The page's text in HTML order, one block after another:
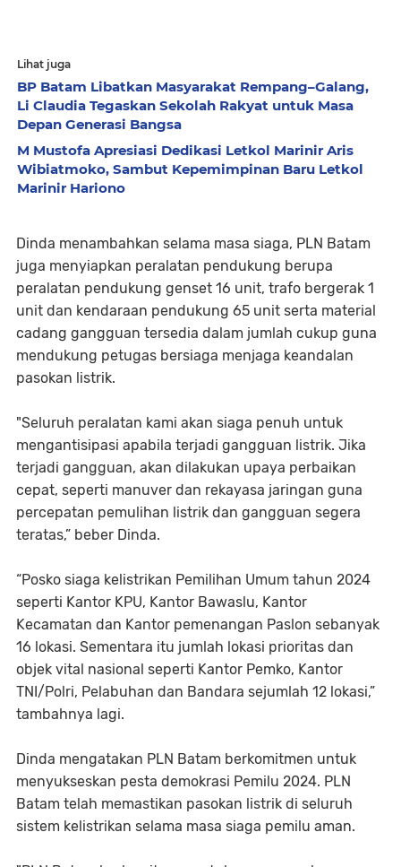
Lihat juga
BP Batam Libatkan Masyarakat Rempang–Galang,
Li Claudia Tegaskan Sekolah Rakyat untuk Masa
Depan Generasi Bangsa
M Mustofa Apresiasi Dedikasi Letkol Marinir Aris
Wibiatmoko, Sambut Kepemimpinan Baru Letkol
Marinir Hariono
Dinda menambahkan selama masa siaga, PLN Batam
juga menyiapkan peralatan pendukung berupa
peralatan pendukung genset 16 unit, trafo bergerak 1
unit dan kendaraan pendukung 65 unit serta material
cadang gangguan tersedia dalam jumlah cukup guna
mendukung petugas bersiaga menjaga keandalan
pasokan listrik.
"Seluruh peralatan kami akan siaga penuh untuk
mengantisipasi apabila terjadi gangguan listrik. Jika
terjadi gangguan, akan dilakukan upaya perbaikan
cepat, seperti manuver dan rekayasa jaringan guna
percepatan pemulihan listrik dan gangguan segera
teratas,” beber Dinda.
“Posko siaga kelistrikan Pemilihan Umum tahun 2024
seperti Kantor KPU, Kantor Bawaslu, Kantor
Kecamatan dan Kantor pemenangan Paslon sebanyak
16 lokasi. Sementara itu jumlah lokasi prioritas dan
objek vital nasional seperti Kantor Pemko, Kantor
TNI/Polri, Pelabuhan dan Bandara sejumlah 12 lokasi,”
tambahnya lagi.
Dinda mengatakan PLN Batam berkomitmen untuk
menyukseskan pesta demokrasi Pemilu 2024. PLN
Batam telah memastikan pasokan listrik di seluruh
sistem kelistrikan selama masa siaga pemilu aman.